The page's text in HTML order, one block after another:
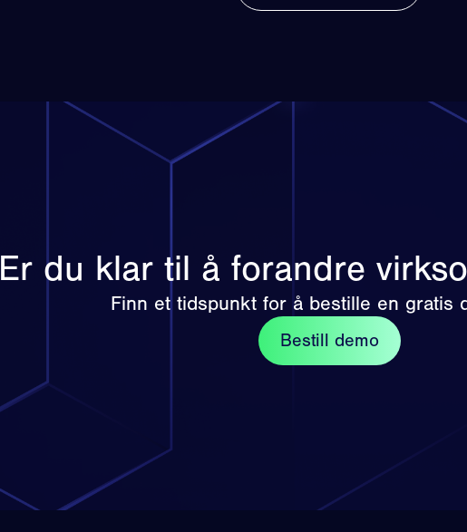
Er du klar til å forandre
Finn et tidspunkt for å bestille en gratis
Bestill demo